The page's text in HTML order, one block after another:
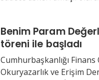
Benim Param
töreni ile başladı
Cumhurbaşkanlığı
Okuryazarlık ve Erişim